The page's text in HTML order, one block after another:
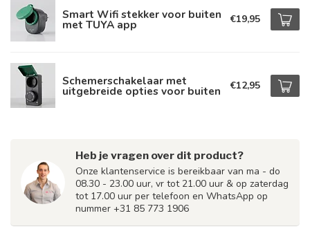
Smart Wifi stekker voor buiten
met TUYA app €19,95
Schemerschakelaar met
uitgebreide opties voor buiten €12,95
Heb je vragen over dit product?
Onze klantenservice is bereikbaar van ma - do
08.30 - 23.00 uur, vr tot 21.00 uur & op zaterdag
tot 17.00 uur per telefoon en WhatsApp op
nummer +31 85 773 1906